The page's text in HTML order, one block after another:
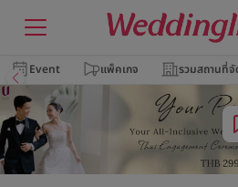
Event แพ็คเกจ รวมสถานที่จั